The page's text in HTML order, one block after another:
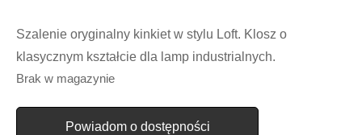
Szalenie oryginalny kinkiet w stylu Loft. Klosz o
klasycznym kształcie dla lamp industrialnych.
Brak w magazynie
Powiadom o dostępności